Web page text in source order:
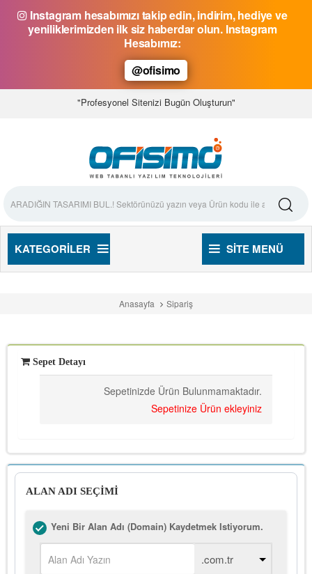
Instagram hesabımızı takip edin, indirim, hediye ve
yeniliklerimizden ilk siz haberdar olun. Instagram
Hesabımız:
@ofisimo
"Profesyonel Sitenizi Bugün Oluşturun"
KATEGORILER SITE MENÜ
Anasayfa Sipariş
Sepet Detayı
Sepetinizde Ürün Bulunmamaktadır.
Sepetinize Ürün ekleyiniz
ALAN ADI SEÇİMİ
Yeni Bir Alan Adı (Domain) Kaydetmek Istiyorum.